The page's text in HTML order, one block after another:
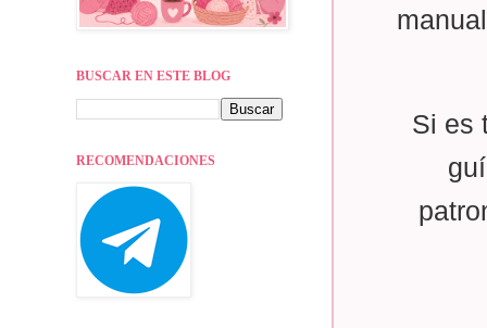
Si es
BUSCAR EN ESTE BLOG
RECOMENDACIONES